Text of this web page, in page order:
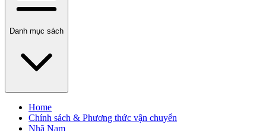
Danh mục sách
Home
Chính sách & Phương thức vận chuyển
Nhã Nam